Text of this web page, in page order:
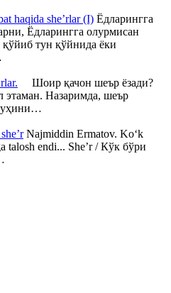
haqida she’rlar (I) Ёдларингга
Ёдларингга олурмисан
тун қўйнида ёки
Шоир қачон шеър ёзади?
этаман. Назаримда, шеър
Najmiddin Ermatov. Ko‘k
talosh endi... She’r / Кўк бўри